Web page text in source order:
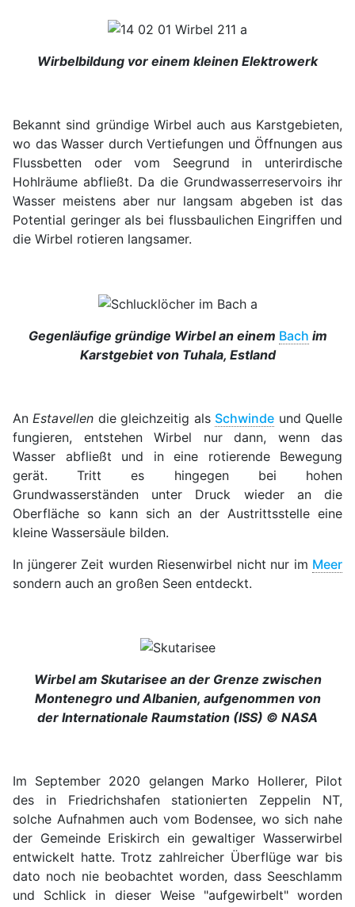
Wirbelbildung vor einem kleinen Elektrowerk
Bekannt sind gründige Wirbel auch aus Karstgebieten,
wo das Wasser durch Vertiefungen und Öffnungen aus
Flussbetten oder vom Seegrund in unterirdische
Hohlräume abfließt. Da die Grundwasserreservoirs ihr
Wasser meistens aber nur langsam abgeben ist das
Potential geringer als bei flussbaulichen Eingriffen und
die Wirbel rotieren langsamer.
Gegenläufige gründige Wirbel an einem Bach im
Karstgebiet von Tuhala, Estland
An Estavellen die gleichzeitig als Schwinde und Quelle
fungieren, entstehen Wirbel nur dann, wenn das
Wasser abfließt und in eine rotierende Bewegung
gerät. Tritt es hingegen bei hohen
Grundwasserständen unter Druck wieder an die
Oberfläche so kann sich an der Austrittsstelle eine
kleine Wassersäule bilden.
In jüngerer Zeit wurden Riesenwirbel nicht nur im Meer
sondern auch an großen Seen entdeckt.
Wirbel am Skutarisee an der Grenze zwischen
Montenegro und Albanien, aufgenommen von
der Internationale Raumstation (ISS) © NASA
Im September 2020 gelangen Marko Hollerer, Pilot
des in Friedrichshafen stationierten Zeppelin NT,
solche Aufnahmen auch vom Bodensee, wo sich nahe
der Gemeinde Eriskirch ein gewaltiger Wasserwirbel
entwickelt hatte. Trotz zahlreicher Überflüge war bis
dato noch nie beobachtet worden, dass Seeschlamm
und Schlick in dieser Weise "aufgewirbelt" worden